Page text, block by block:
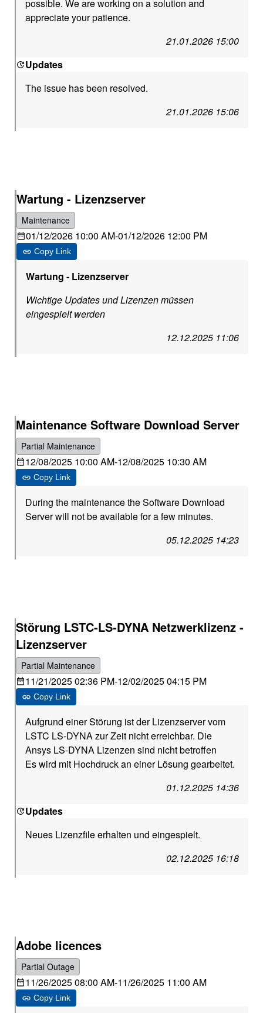
possible. We are working on a solution and
appreciate your patience.
21.01.2026 15:00
Updates
The issue has been resolved.
21.01.2026 15:06
Wartung - Lizenzserver
Maintenance
01/12/2026 10:00 AM-01/12/2026 12:00 PM
Copy Link
Wartung - Lizenzserver
Wichtige Updates und Lizenzen müssen
eingespielt werden
12.12.2025 11:06
Maintenance Software Download Server
Partial Maintenance
12/08/2025 10:00 AM-12/08/2025 10:30 AM
Copy Link
During the maintenance the Software Download
Server will not be available for a few minutes.
05.12.2025 14:23
Störung LSTC-LS-DYNA Netzwerklizenz -
Lizenzserver
Partial Maintenance
11/21/2025 02:36 PM-12/02/2025 04:15 PM
Copy Link
Aufgrund einer Störung ist der Lizenzserver vom
LSTC LS-DYNA zur Zeit nicht erreichbar. Die
Ansys LS-DYNA Lizenzen sind nicht betroffen
Es wird mit Hochdruck an einer Lösung gearbeitet.
01.12.2025 14:36
Updates
Neues Lizenzfile erhalten und eingespielt.
02.12.2025 16:18
Adobe licences
Partial Outage
11/26/2025 08:00 AM-11/26/2025 11:00 AM
Copy Link